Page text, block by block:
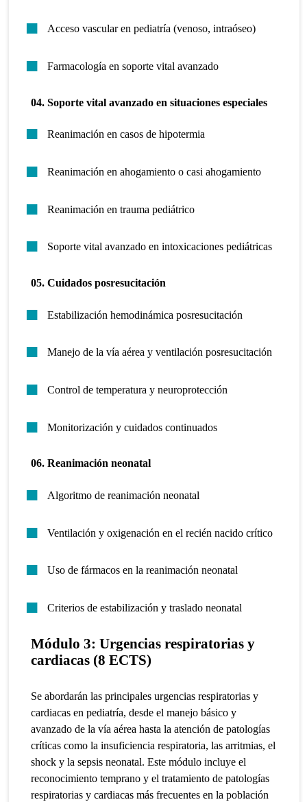
Acceso vascular en pediatría (venoso, intraóseo)
Farmacología en soporte vital avanzado
04. Soporte vital avanzado en situaciones especiales
Reanimación en casos de hipotermia
Reanimación en ahogamiento o casi ahogamiento
Reanimación en trauma pediátrico
Soporte vital avanzado en intoxicaciones pediátricas
05. Cuidados posresucitación
Estabilización hemodinámica posresucitación
Manejo de la vía aérea y ventilación posresucitación
Control de temperatura y neuroprotección
Monitorización y cuidados continuados
06. Reanimación neonatal
Algoritmo de reanimación neonatal
Ventilación y oxigenación en el recién nacido crítico
Uso de fármacos en la reanimación neonatal
Criterios de estabilización y traslado neonatal
Módulo 3: Urgencias respiratorias y
cardiacas (8 ECTS)
Se abordarán las principales urgencias respiratorias y
cardiacas en pediatría, desde el manejo básico y
avanzado de la vía aérea hasta la atención de patologías
críticas como la insuficiencia respiratoria, las arritmias, el
shock y la sepsis neonatal. Este módulo incluye el
reconocimiento temprano y el tratamiento de patologías
respiratorias y cardiacas más frecuentes en la población